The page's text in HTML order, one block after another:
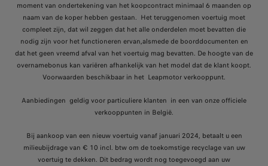
moment van ondertekening van het koopcontract minimaal 6 maanden op
naam van de koper hebben gestaan. Het teruggenomen voertuig moet
compleet zijn, dat wil zeggen dat het alle onderdelen moet bevatten die
nodig zijn voor het functioneren ervan,alsmede de boorddocumenten en
dat het geen vreemd afval van het voertuig mag bevatten. De hoogte van de
overnamebonus kan variëren afhankelijk van het model dat de klant koopt.
Voorwaarden beschikbaar in het Leapmotor verkooppunt.
Aanbiedingen geldig voor particuliere klanten in een van onze officiele
verkooppunten in België.
Bij aankoop van een nieuw voertuig vanaf januari 2024, betaalt u een
milieubijdrage van € 10 incl. btw om de toekomstige recyclage van uw
voertuig te dekken. Dit bedrag wordt nog toegevoegd aan uw